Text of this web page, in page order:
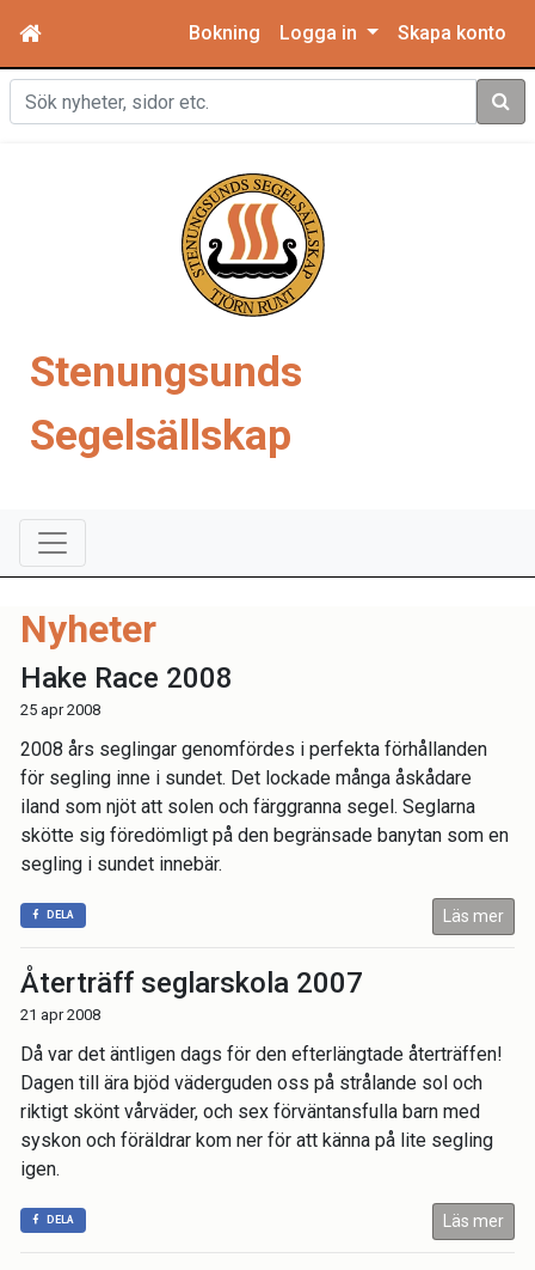
Bokning Logga in Skapa konto
Sök
Stenungsunds
Segelsällskap
Nyheter
Hake Race 2008
25 apr 2008
2008 års seglingar genomfördes i perfekta förhållanden
för segling inne i sundet. Det lockade många åskådare
iland som njöt att solen och färggranna segel. Seglarna
skötte sig föredömligt på den begränsade banytan som en
segling i sundet innebär.
DELA Läs mer
Återträff seglarskola 2007
21 apr 2008
Då var det äntligen dags för den efterlängtade återträffen!
Dagen till ära bjöd väderguden oss på strålande sol och
riktigt skönt vårväder, och sex förväntansfulla barn med
syskon och föräldrar kom ner för att känna på lite segling
igen.
DELA Läs mer